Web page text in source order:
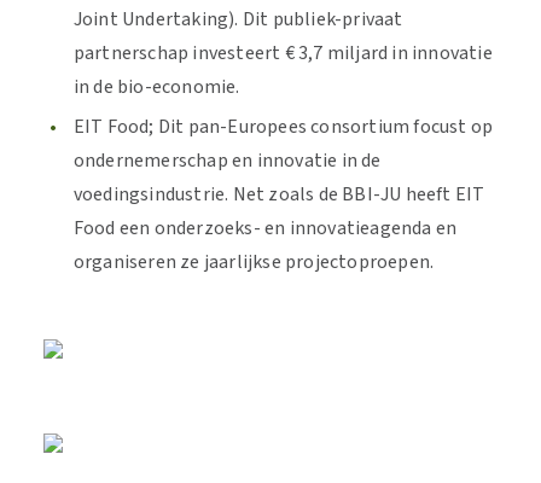
Joint Undertaking). Dit publiek-privaat
partnerschap investeert € 3,7 miljard in innovatie
in de bio-economie.
EIT Food; Dit pan-Europees consortium focust op
ondernemerschap en innovatie in de
voedingsindustrie. Net zoals de BBI-JU heeft EIT
Food een onderzoeks- en innovatieagenda en
organiseren ze jaarlijkse projectoproepen.